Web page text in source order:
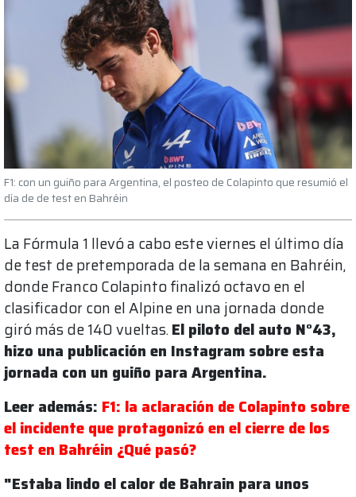
F1: con un guiño para Argentina, el posteo de Colapinto que resumió el
día de de test en Bahréin
La Fórmula 1 llevó a cabo este viernes el último día
de test de pretemporada de la semana en Bahréin,
donde Franco Colapinto finalizó octavo en el
clasificador con el Alpine en una jornada donde
giró más de 140 vueltas.El piloto del auto N°43,
hizo una publicación en Instagram sobre esta
jornada con un guiño para Argentina.
Leer además: F1: la aclaración de Colapinto sobre
el incidente que protagonizó en el cierre de los
test en Bahréin ¿Qué pasó?
"Estaba lindo el calor de Bahrain para unos